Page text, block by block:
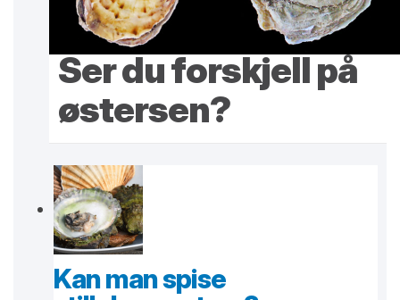
Ser du forskjell på
østersen?
Kan man spise